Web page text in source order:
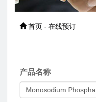
首页 - 在线预订
产品名称